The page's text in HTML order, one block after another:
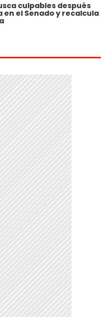
culpables después
en el Senado y recalcula